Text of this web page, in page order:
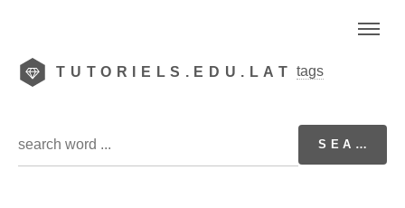
TUTORIELS.EDU.LAT tags